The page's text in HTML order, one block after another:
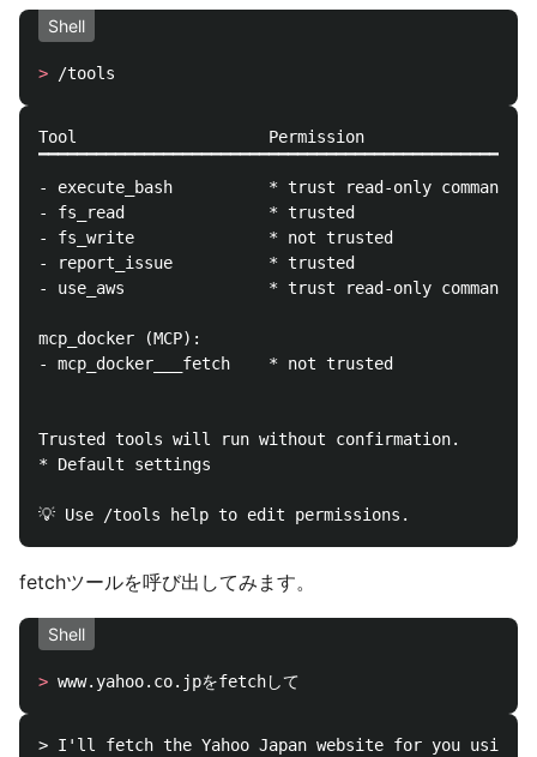
Shell
>
Tool                    Permission
- execute_bash          * trust read-only commands
- fs_read               * trusted
- fs_write              * not trusted
- report_issue          * trusted
- use_aws               * trust read-only commands
mcp_docker (MCP):
- mcp_docker___fetch    * not trusted
Trusted tools will run without confirmation.
* Default settings
fetchツールを呼び出してみます。
Shell
>
> I'll fetch the Yahoo Japan website for you